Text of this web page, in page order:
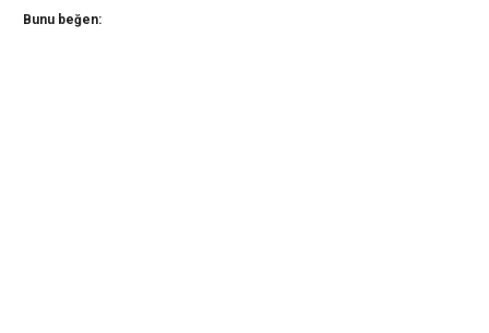
Bunu beğen: